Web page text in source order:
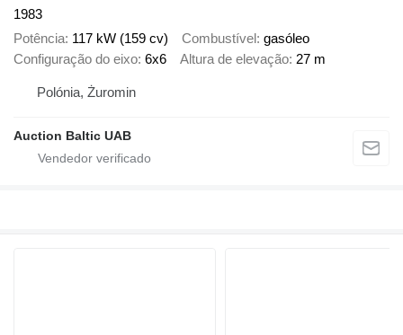
1983
Potência 117 kW (159 cv) Combustível gasóleo
Configuração do eixo 6x6 Altura de elevação 27 m
Polónia, Żuromin
Auction Baltic UAB